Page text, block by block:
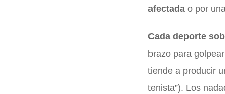
afectada o por una
Cada deporte
brazo para
tiende a producir
tenista”). Los